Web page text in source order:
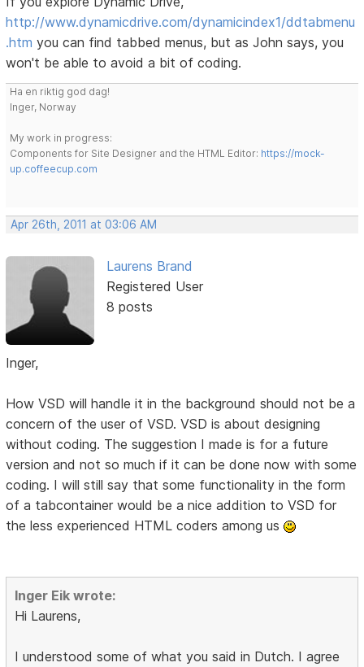
http://www.dynamicdrive.com/dynamicindex1/ddtabmenu
.htm you can find tabbed menus, but as John says, you
won't be able to avoid a bit of coding.
Ha en riktig god dag!
Inger, Norway
My work in progress:
Components for Site Designer and the HTML Editor: https://mock-
up.coffeecup.com
Apr 26th, 2011 at 03:06 AM
Laurens Brand
Registered User
8 posts
Inger,
How VSD will handle it in the background should not be a
concern of the user of VSD. VSD is about designing
without coding. The suggestion I made is for a future
version and not so much if it can be done now with some
coding. I will still say that some functionality in the form
of a tabcontainer would be a nice addition to VSD for
the less experienced HTML coders among us
Inger Eik wrote:
Hi Laurens,
I understood some of what you said in Dutch. I agree